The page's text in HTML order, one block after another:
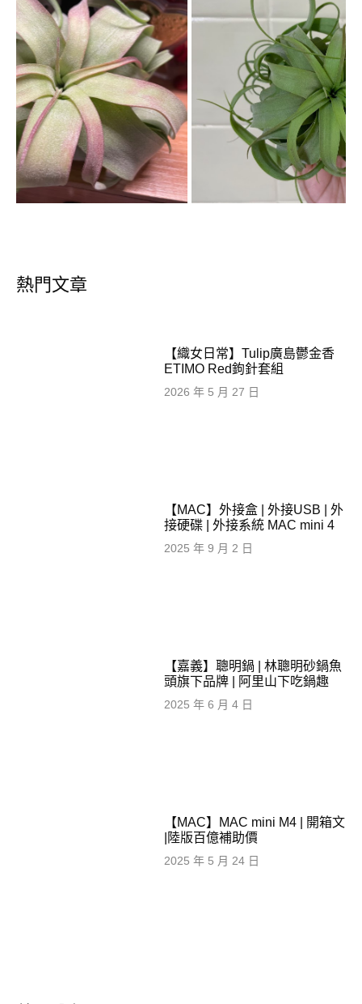
熱門文章
【織女日常】Tulip廣島鬱金香
ETIMO Red鉤針套組
2026 年 5 月 27 日
【MAC】外接盒 | 外接USB | 外
接硬碟 | 外接系統 MAC mini 4
2025 年 9 月 2 日
【嘉義】聰明鍋 | 林聰明砂鍋魚
頭旗下品牌 | 阿里山下吃鍋趣
2025 年 6 月 4 日
【MAC】MAC mini M4 | 開箱文
|陸版百億補助價
2025 年 5 月 24 日